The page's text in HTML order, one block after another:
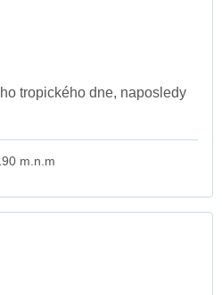
tropického dne, naposledy
m.n.m